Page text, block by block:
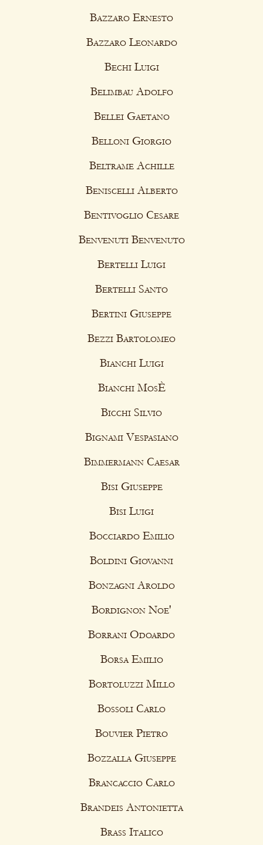
Bazzaro Ernesto
Bazzaro Leonardo
Bechi Luigi
Belimbau Adolfo
Bellei Gaetano
Belloni Giorgio
Beltrame Achille
Beniscelli Alberto
Bentivoglio Cesare
Benvenuti Benvenuto
Bertelli Luigi
Bertelli Santo
Bertini Giuseppe
Bezzi Bartolomeo
Bianchi Luigi
Bianchi MosÈ
Bicchi Silvio
Bignami Vespasiano
Bimmermann Caesar
Bisi Giuseppe
Bisi Luigi
Bocciardo Emilio
Boldini Giovanni
Bonzagni Aroldo
Bordignon Noe'
Borrani Odoardo
Borsa Emilio
Bortoluzzi Millo
Bossoli Carlo
Bouvier Pietro
Bozzalla Giuseppe
Brancaccio Carlo
Brandeis Antonietta
Brass Italico